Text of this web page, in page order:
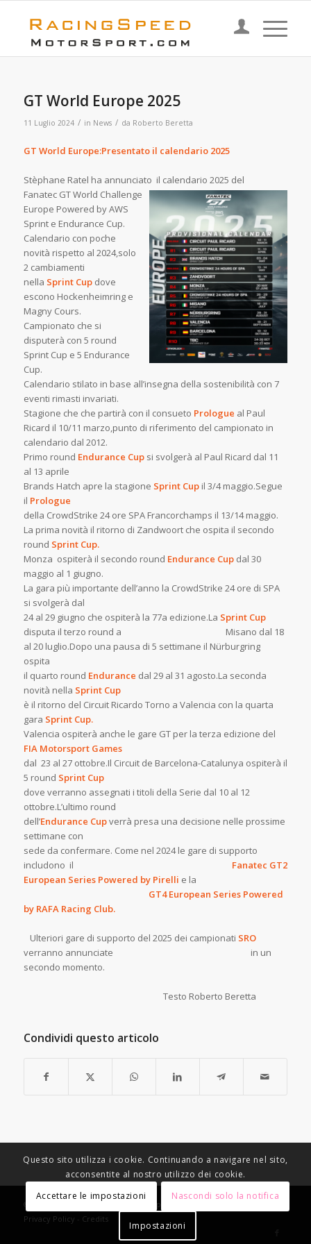
GT World Europe 2025
11 Luglio 2024 / in News / da Roberto Beretta
GT World Europe:Presentato il calendario 2025
Stèphane Ratel ha annunciato il calendario 2025 del
Fanatec GT World Challenge
Europe Powered by AWS
Sprint e Endurance Cup.
Calendario con poche
novità rispetto al 2024,solo
2 cambiamenti
nella Sprint Cup dove
escono Hockenheimring e
Magny Cours.
Campionato che si
disputerà con 5 round
Sprint Cup e 5 Endurance
Cup.
Calendario stilato in base all’insegna della sostenibilità con 7
eventi rimasti invariati.
Stagione che che partirà con il consueto Prologue al Paul
Ricard il 10/11 marzo,punto di riferimento del campionato in
calendario dal 2012.
Primo round Endurance Cupsi svolgerà al Paul Ricard dal 11
al 13 aprile
Brands Hatch apre la stagione Sprint Cupil 3/4 maggio.Segue
il Prologue
della CrowdStrike 24 ore SPA Francorchamps il 13/14 maggio.
La prima novità il ritorno di Zandwoort che ospita il secondo
round Sprint Cup.
Monza ospiterà il secondo round Endurance Cup dal 30
maggio al 1 giugno.
La gara più importante dell’anno la CrowdStrike 24 ore di SPA
si svolgerà dal
24 al 29 giugno che ospiterà la 77a edizione.La Sprint Cup
disputa il terzo round a Misano dal 18
al 20 luglio.Dopo una pausa di 5 settimane il Nürburgring
ospita
il quarto round Endurance dal 29 al 31 agosto.La seconda
novità nella Sprint Cup
è il ritorno del Circuit Ricardo Torno a Valencia con la quarta
gara Sprint Cup.
Valencia ospiterà anche le gare GT per la terza edizione del
FIA Motorsport Games
dal 23 al 27 ottobre.Il Circuit de Barcelona-Catalunya ospiterà il
5 round Sprint Cup
dove verranno assegnati i titoli della Serie dal 10 al 12
ottobre.L’ultimo round
dell’Endurance Cupverrà presa una decisione nelle prossime
settimane con
sede da confermare. Come nel 2024 le gare di supporto
includono il
Fanatec GT2
European Series Powered by Pirelli e la
GT4 European Series Powered
by RAFA Racing Club.
Ulteriori gare di supporto del 2025 dei campionati SRO
verranno annunciate in un
secondo momento.
Testo Roberto Beretta
Condividi questo articolo
© Copyright - Racing Speed Motor Sport -
Privacy Policy - Credits
Questo sito utilizza i cookie. Continuando a navigare nel sito,
acconsentite al nostro utilizzo dei cookie.
Accettare le impostazioni
Nascondi solo la notifica
Impostazioni